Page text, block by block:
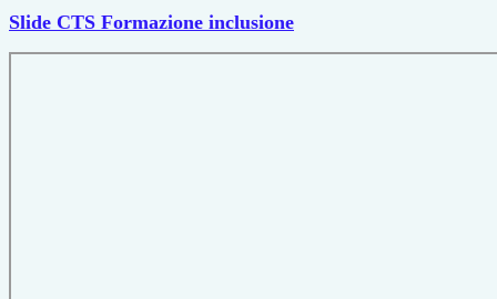
Slide CTS Formazione inclusione